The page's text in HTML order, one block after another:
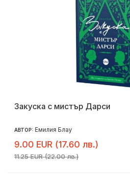
Закуска с мистър Дарси
АВТОР: Емилия Блау
9.00 EUR (17.60 лв.)
11.25 EUR (22.00 лв.)